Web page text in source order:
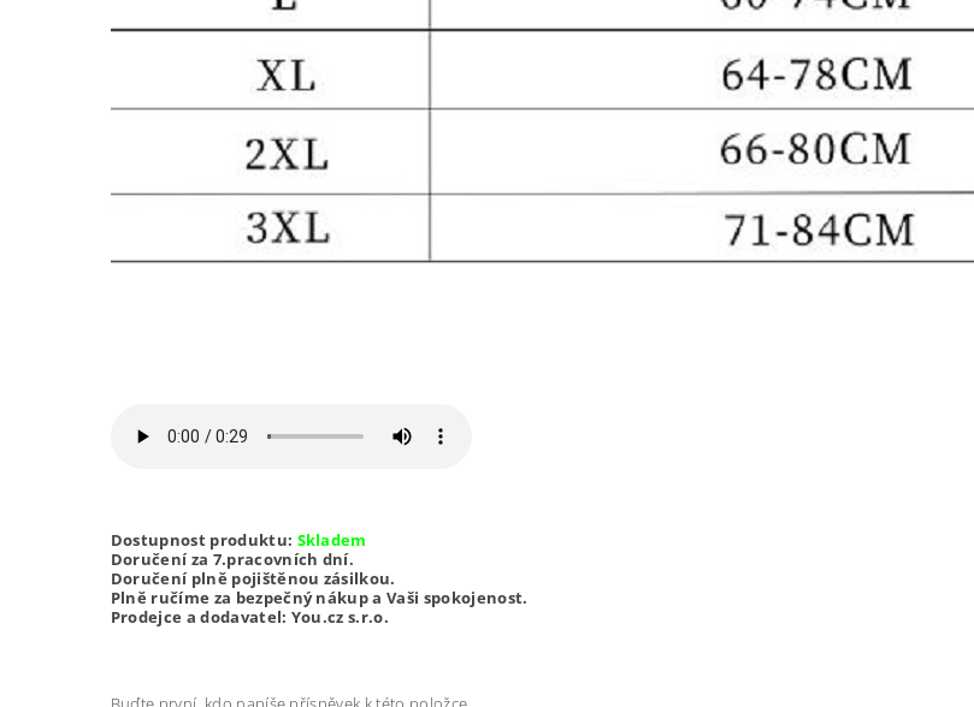
Dostupnost produktu: Skladem
Doručení za 7.pracovních dní.
Doručení plně pojištěnou zásilkou.
Plně ručíme za bezpečný nákup a Vaši spokojenost.
Prodejce a dodavatel: You.cz s.r.o.